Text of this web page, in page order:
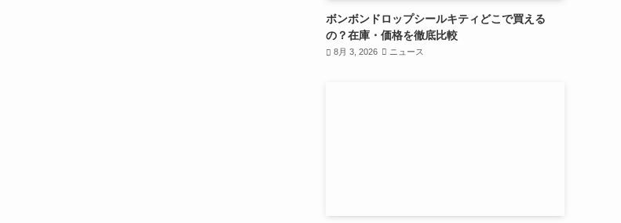
ボンボンドロップシールキティどこで買える
の？在庫・価格を徹底比較
8月 3, 2026 ニュース